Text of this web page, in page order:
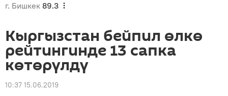
г. Бишкек 89.3
Кыргызстан бейпил өлкө
рейтингинде 13 сапка
көтөрүлдү
10:37 15.06.2019